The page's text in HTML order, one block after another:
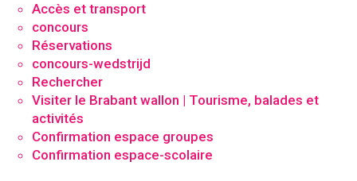
Accès et transport
concours
Réservations
concours-wedstrijd
Rechercher
Visiter le Brabant wallon | Tourisme, balades et
activités
Confirmation espace groupes
Confirmation espace-scolaire